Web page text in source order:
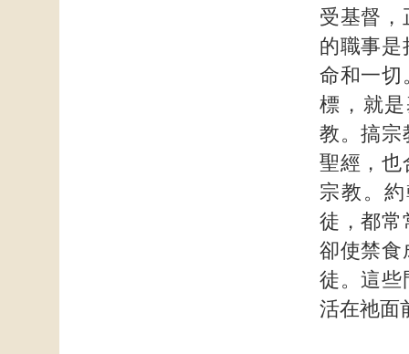
受基督，
的職事是
命和一切
標，就
教。搞宗
聖經，也
宗教。
徒，都常
卻使禁食
徒。這些
活在祂面